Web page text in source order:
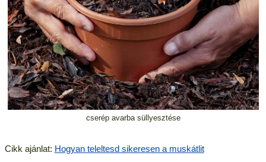
cserép avarba süllyesztése
Cikk ajánlat: Hogyan teleltesd sikeresen a muskátlit